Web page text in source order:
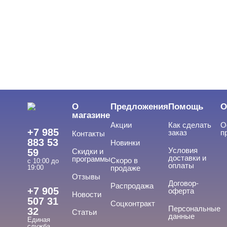
Лаки для ногтей
Пилки, блоки
Уход
Фрезы, боры, колпачки
+7 985
883 53
59
с 10:00 до
19:00
+7 905
507 31
32
Единая
О
магазине
Контакты
Скидки и
программы
Отзывы
Новости
Статьи
Предложения
Акции
Новинки
Скоро в
продаже
Распродажа
Соцконтракт
Помощь
Как сделать
заказ
Условия
доставки и
оплаты
Договор-
оферта
Персональные
данные